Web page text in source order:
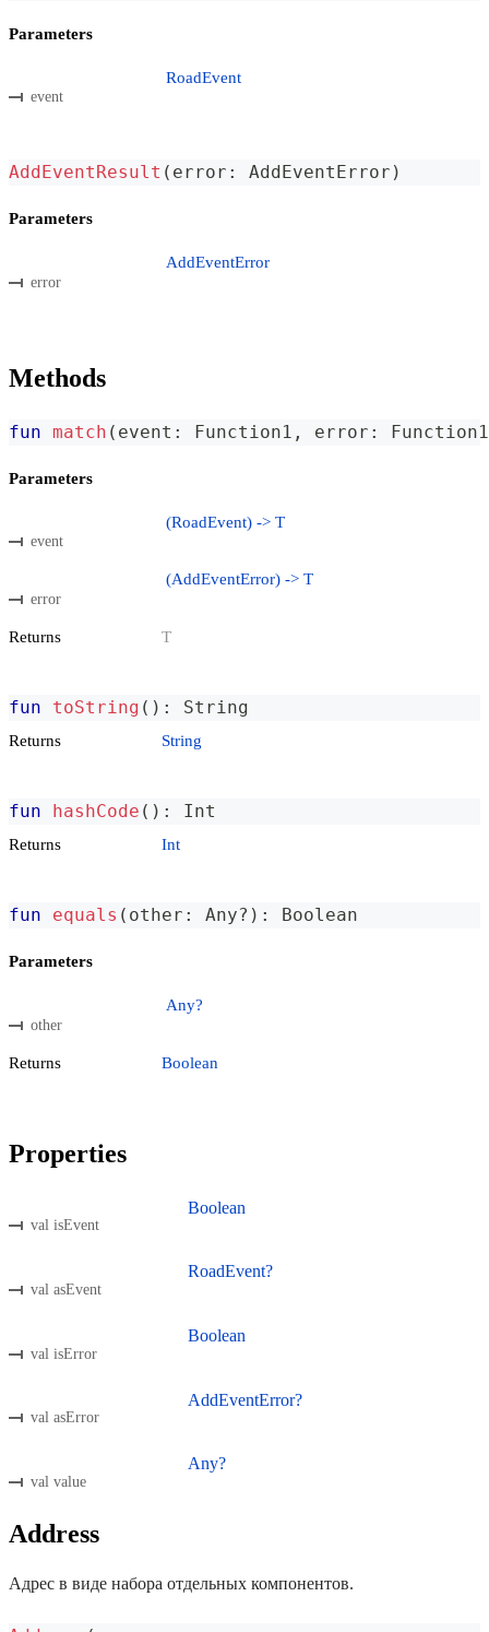
Parameters
event
RoadEvent
AddEventResult ( error : AddEventError )
Parameters
error
AddEventError
Methods
fun match ( event : Function1 , error : Function1
Parameters
event
(RoadEvent) -> T
error
(AddEventError) -> T
Returns T
fun toString ( ) : String
Returns String
fun hashCode ( ) : Int
Returns Int
fun equals ( other : Any? ) : Boolean
Parameters
other
Any?
Returns Boolean
Properties
val isEvent
Boolean
val asEvent
RoadEvent?
val isError
Boolean
val asError
AddEventError?
val value
Any?
Address
Адрес в виде набора отдельных компонентов.